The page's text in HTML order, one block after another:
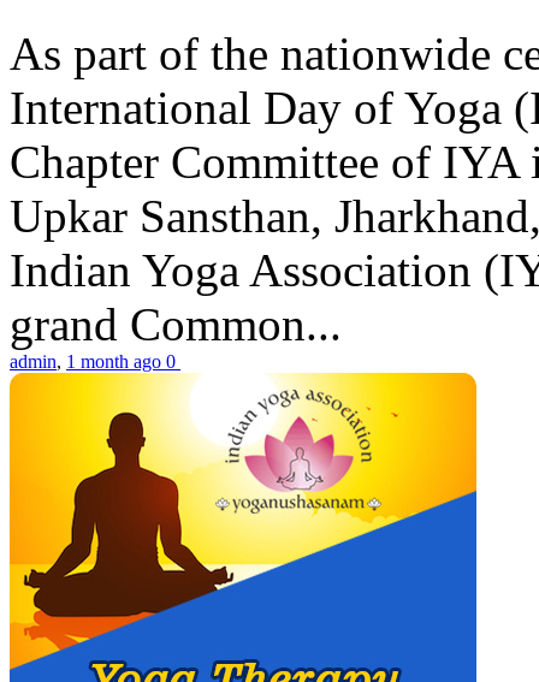
As part of the nationwide
International Day of Yoga
Chapter Committee of
Upkar Sansthan,
Indian Yoga Association
grand Common...
admin, 1 month ago 0